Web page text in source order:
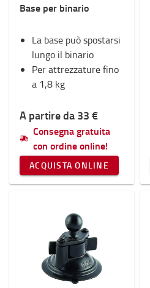
Base per binario
La base può spostarsi
lungo il binario
Per attrezzature fino
a 1,8 kg
A partire da 33 €
Consegna gratuita
con ordine online!
ACQUISTA ONLINE